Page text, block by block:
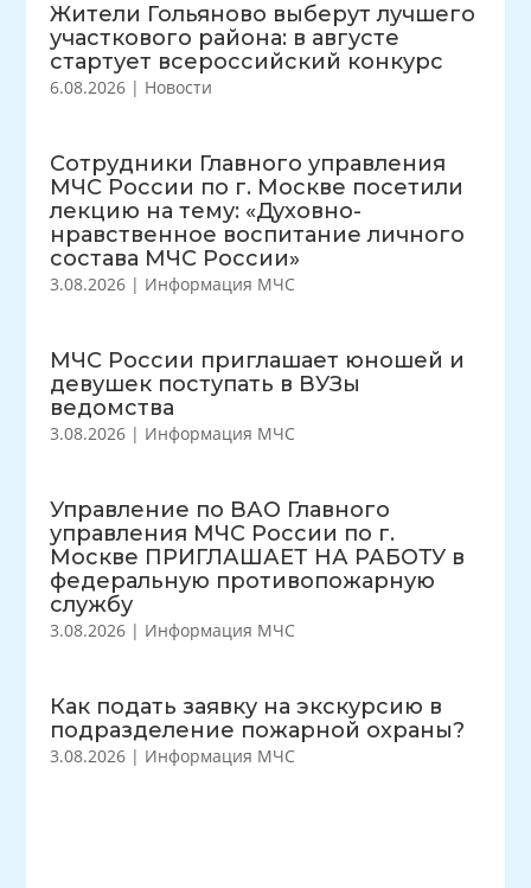
Жители Гольяново выберут лучшего
участкового района: в августе
стартует всероссийский конкурс
6.08.2026 | Новости
Сотрудники Главного управления
МЧС России по г. Москве посетили
лекцию на тему: «Духовно-
нравственное воспитание личного
состава МЧС России»
3.08.2026 | Информация МЧС
МЧС России приглашает юношей и
девушек поступать в ВУЗы
ведомства
3.08.2026 | Информация МЧС
Управление по ВАО Главного
управления МЧС России по г.
Москве ПРИГЛАШАЕТ НА РАБОТУ в
федеральную противопожарную
службу
3.08.2026 | Информация МЧС
Как подать заявку на экскурсию в
подразделение пожарной охраны?
3.08.2026 | Информация МЧС